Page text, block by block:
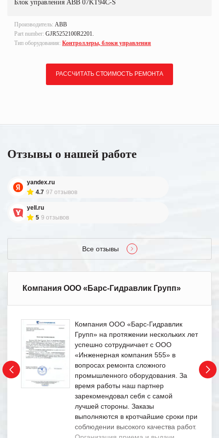
Блок управления ABB 07KT94C-S
Производитель: ABB
Part number: GJR5252100R2201.
Тип оборудования: Контроллеры, блоки управления
РАССЧИТАТЬ СТОИМОСТЬ РЕМОНТА
Отзывы о нашей работе
yandex.ru
4.7 97 отзывов
yell.ru
5 9 отзывов
Все отзывы
Компания ООО «Барс-Гидравлик Групп»
Компания ООО «Барс-Гидравлик
Групп» на протяжении нескольких лет
успешно сотрудничает с ООО
«Инженерная компания 555» в
вопросах ремонта сложного
промышленного оборудования. За
время работы наш партнер
зарекомендовал себя с самой
лучшей стороны. Заказы
выполняются в кротчайшие сроки при
соблюдении высокого качества работ.